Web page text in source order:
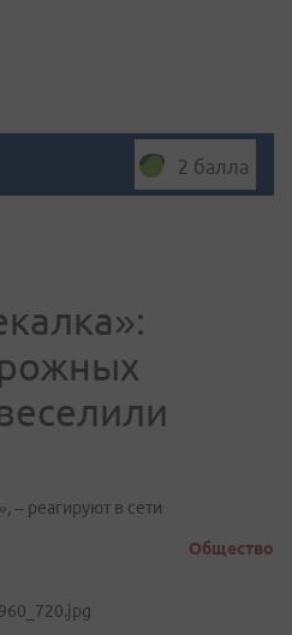
2 балла
– реагируют в сети
Общество